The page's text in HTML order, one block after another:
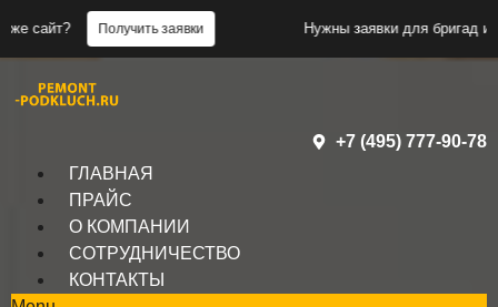
Получить заявки Нужны заявки для бригад или такой же
+7 (495) 777-90-78
ГЛАВНАЯ
ПРАЙС
О КОМПАНИИ
СОТРУДНИЧЕСТВО
КОНТАКТЫ